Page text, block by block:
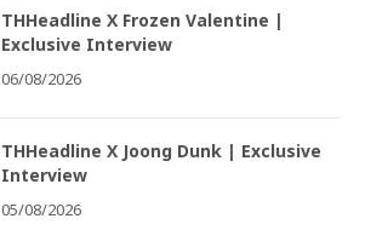
THHeadline X Frozen Valentine |
Exclusive Interview
06/08/2026
THHeadline X Joong Dunk | Exclusive
Interview
05/08/2026